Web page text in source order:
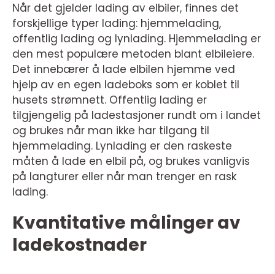
Når det gjelder lading av elbiler, finnes det
forskjellige typer lading: hjemmelading,
offentlig lading og lynlading. Hjemmelading er
den mest populære metoden blant elbileiere.
Det innebærer å lade elbilen hjemme ved
hjelp av en egen ladeboks som er koblet til
husets strømnett. Offentlig lading er
tilgjengelig på ladestasjoner rundt om i landet
og brukes når man ikke har tilgang til
hjemmelading. Lynlading er den raskeste
måten å lade en elbil på, og brukes vanligvis
på langturer eller når man trenger en rask
lading.
Kvantitative målinger av
ladekostnader